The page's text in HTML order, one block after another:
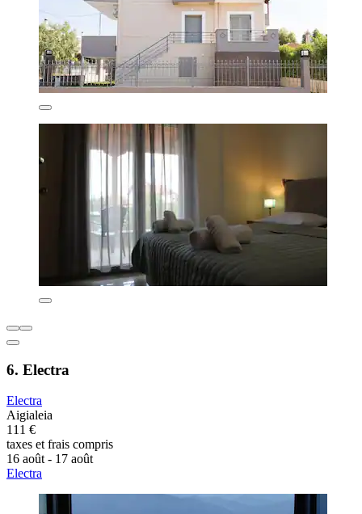
6. Electra
Electra
Aigialeia
111 €
taxes et frais compris
16 août - 17 août
Electra